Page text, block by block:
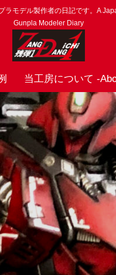
ラモデル製作者の日記です。A
Gunpla Modeler Diary
当工房について -